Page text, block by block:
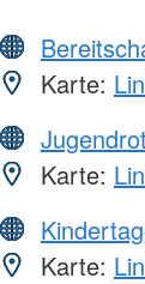
Karte:
Karte:
Karte: